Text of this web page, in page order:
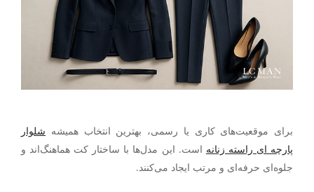
برای موقعیت‌های کاری یا رسمی، بهترین انتخاب همیشه شلوار
پارچه ای راسته زنانه است. این مدل‌ها با ساختار کت هماهنگ‌اند و
جلوه‌ای حرفه‌ای و مرتب ایجاد می‌کنند.